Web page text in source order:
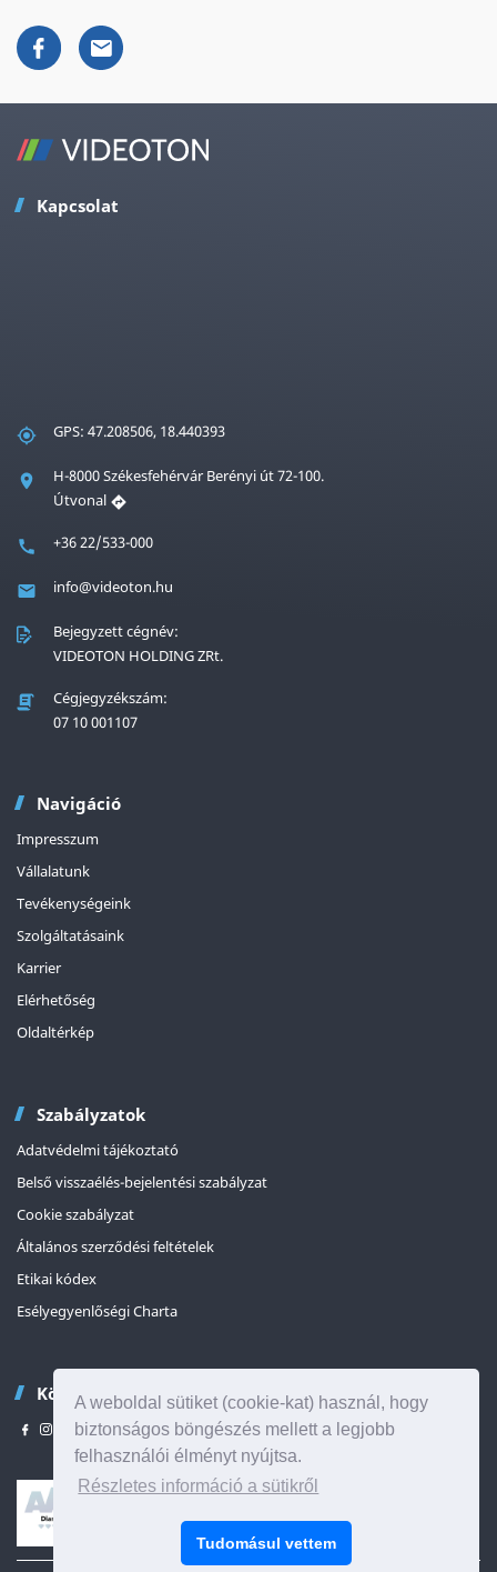
A weboldal sütiket (cookie-kat) használ, hogy
biztonságos böngészés mellett a legjobb
felhasználói élményt nyújtsa.
Részletes információ a sütikről
Tudomásul vettem
Kapcsolat
GPS: 47.208506, 18.440393
H-8000 Székesfehérvár Berényi út 72-100.
Útvonal
+36 22/533-000
info@videoton.hu
Bejegyzett cégnév:
VIDEOTON HOLDING ZRt.
Cégjegyzékszám:
07 10 001107
Navigáció
Impresszum
Vállalatunk
Tevékenységeink
Szolgáltatásaink
Karrier
Elérhetőség
Oldaltérkép
Szabályzatok
Adatvédelmi tájékoztató
Belső visszaélés-bejelentési szabályzat
Cookie szabályzat
Általános szerződési feltételek
Etikai kódex
Esélyegyenlőségi Charta
Kövessen minket